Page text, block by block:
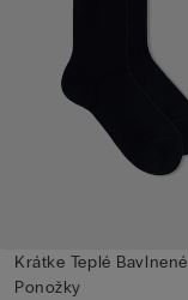
Krátke Teplé Bavlnené
Ponožky